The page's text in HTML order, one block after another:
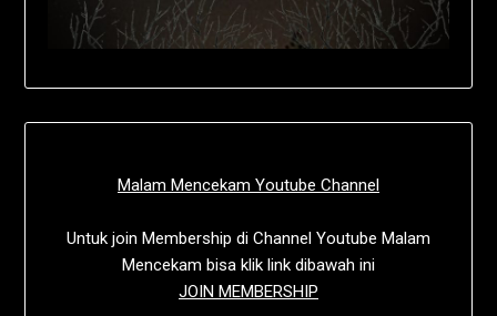
Malam Mencekam Youtube Channel
Untuk join Membership di Channel Youtube Malam
Mencekam bisa klik link dibawah ini
JOIN MEMBERSHIP